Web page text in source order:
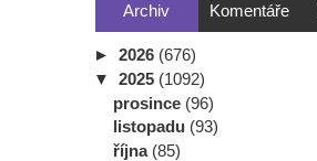
Archiv Komentáře
► 2026 (676)
▼ 2025 (1092)
prosince (96)
listopadu (93)
října (85)